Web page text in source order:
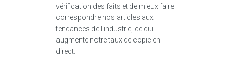
vérification des faits et de mieux faire
correspondre nos articles aux
tendances de l'industrie, ce qui
augmente notre taux de copie en
direct.